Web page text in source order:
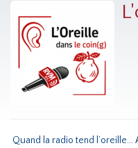
Quand la radio tend